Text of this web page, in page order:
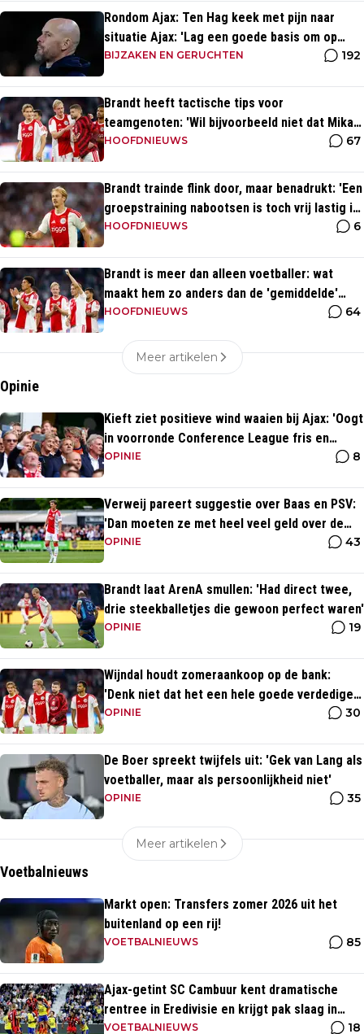
Rondom Ajax: Ten Hag keek met pijn naar
situatie Ajax: 'Lag een goede basis om op
voort te borduren'
BIJZAKEN EN GERUCHTEN 192
Brandt heeft tactische tips voor
teamgenoten: 'Wil bijvoorbeeld niet dat Mika
te veel naar binnen komt'
HOOFDNIEUWS 67
Brandt trainde flink door, maar benadrukt: 'Een
groepstraining nabootsen is toch vrij lastig in
je eentje'
HOOFDNIEUWS 6
Brandt is meer dan alleen voetballer: wat
maakt hem zo anders dan de 'gemiddelde'
voetballer?
HOOFDNIEUWS 64
Meer artikelen
Opinie
Kieft ziet positieve wind waaien bij Ajax: 'Oogt
in voorronde Conference League fris en
energiek'
OPINIE 8
Verweij pareert suggestie over Baas en PSV:
'Dan moeten ze met heel veel geld over de
brug komen'
OPINIE 43
Brandt laat ArenA smullen: 'Had direct twee,
drie steekballetjes die gewoon perfect waren'
OPINIE 19
Wijndal houdt zomeraankoop op de bank:
'Denk niet dat het een hele goede verdediger
is'
OPINIE 30
De Boer spreekt twijfels uit: 'Gek van Lang als
voetballer, maar als persoonlijkheid niet'
OPINIE 35
Meer artikelen
Voetbalnieuws
Markt open: Transfers zomer 2026 uit het
buitenland op een rij!
VOETBALNIEUWS 85
Ajax-getint SC Cambuur kent dramatische
rentree in Eredivisie en krijgt pak slaag in
eigen huis
VOETBALNIEUWS 18